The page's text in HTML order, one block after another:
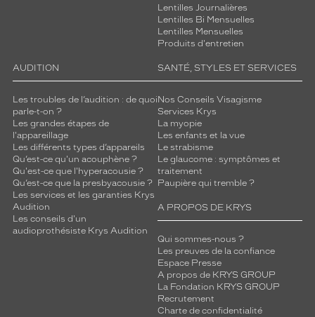
Lentilles Journalières
Lentilles Bi Mensuelles
Lentilles Mensuelles
Produits d'entretien
AUDITION
Les troubles de l’audition : de quoi
parle-t-on ?
Les grandes étapes de
l'appareillage
Les différents types d’appareils
Qu’est-ce qu'un acouphène ?
Qu'est-ce que l'hyperacousie ?
Qu’est-ce que la presbyacousie ?
Les services et les garanties Krys
Audition
Les conseils d'un
audioprothésiste Krys Audition
SANTÉ, STYLES ET SERVICES
Nos Conseils Visagisme
Services Krys
La myopie
Les enfants et la vue
Le strabisme
Le glaucome : symptômes et
traitement
Paupière qui tremble ?
A PROPOS DE KRYS
Qui sommes-nous ?
Les preuves de la confiance
Espace Presse
A propos de KRYS GROUP
La Fondation KRYS GROUP
Recrutement
Charte de confidentialité